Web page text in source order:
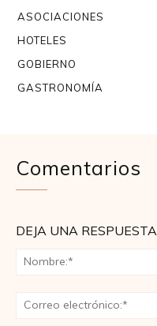
ASOCIACIONES
HOTELES
GOBIERNO
GASTRONOMÍA
Comentarios
DEJA UNA RESPUESTA